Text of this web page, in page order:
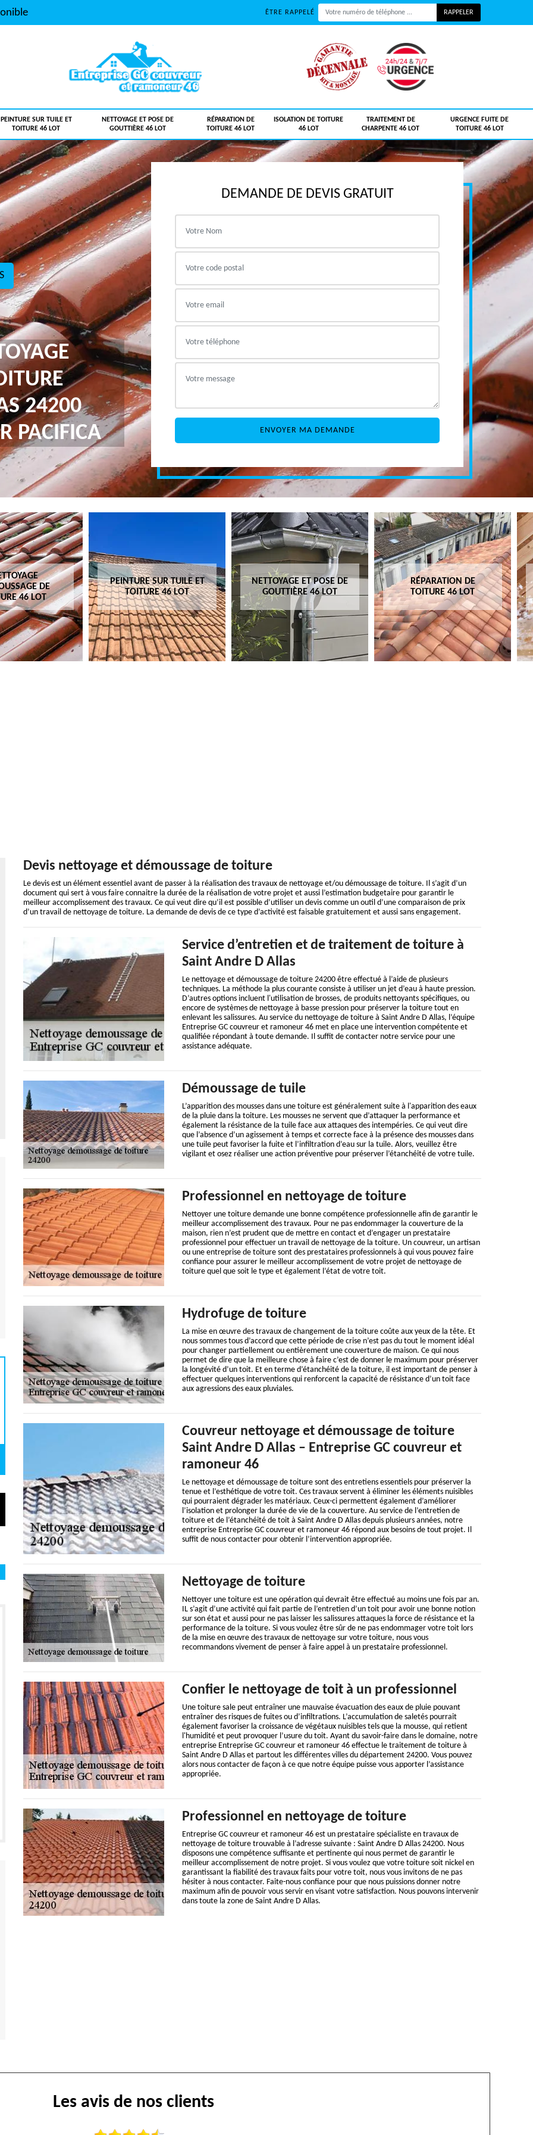
ÊTRE RAPPELÉ
PEINTURE SUR TUILE ET
TOITURE 46 LOT
NETTOYAGE ET POSE DE
GOUTTIÈRE 46 LOT
RÉPARATION DE
TOITURE 46 LOT
ISOLATION DE TOITURE
46 LOT
TRAITEMENT DE
CHARPENTE 46 LOT
URGENCE FUITE DE
TOITURE 46 LOT
24200
PACIFICA
DEMANDE DE DEVIS GRATUIT
DE
46 LOT
PEINTURE SUR TUILE ET
TOITURE 46 LOT
NETTOYAGE ET POSE DE
GOUTTIÈRE 46 LOT
RÉPARATION DE
TOITURE 46 LOT
Devis nettoyage et démoussage de toiture
Le devis est un élément essentiel avant de passer à la réalisation des travaux de nettoyage et/ou démoussage de toiture. Il s’agit d’un
document qui sert à vous faire connaitre la durée de la réalisation de votre projet et aussi l’estimation budgetaire pour garantir le
meilleur accomplissement des travaux. Ce qui veut dire qu’il est possible d’utiliser un devis comme un outil d’une comparaison de prix
d’un travail de nettoyage de toiture. La demande de devis de ce type d’activité est faisable gratuitement et aussi sans engagement.
Service d’entretien et de traitement de toiture à
Saint Andre D Allas
Le nettoyage et démoussage de toiture 24200 être effectué à l’aide de plusieurs
techniques. La méthode la plus courante consiste à utiliser un jet d’eau à haute pression.
D’autres options incluent l'utilisation de brosses, de produits nettoyants spécifiques, ou
encore de systèmes de nettoyage à basse pression pour préserver la toiture tout en
enlevant les salissures. Au service du nettoyage de toiture à Saint Andre D Allas, l’équipe
Entreprise GC couvreur et ramoneur 46 met en place une intervention compétente et
qualifiée répondant à toute demande. Il suffit de contacter notre service pour une
assistance adéquate.
Démoussage de tuile
L’apparition des mousses dans une toiture est généralement suite à l'apparition des eaux
de la pluie dans la toiture. Les mousses ne servent que d’attaquer la performance et
également la résistance de la tuile face aux attaques des intempéries. Ce qui veut dire
que l’absence d’un agissement à temps et correcte face à la présence des mousses dans
une tuile peut favoriser la fuite et l’infiltration d’eau sur la tuile. Alors, veuillez être
vigilant et osez réaliser une action préventive pour préserver l’étanchéité de votre tuile.
Professionnel en nettoyage de toiture
Nettoyer une toiture demande une bonne compétence professionnelle afin de garantir le
meilleur accomplissement des travaux. Pour ne pas endommager la couverture de la
maison, rien n’est prudent que de mettre en contact et d’engager un prestataire
professionnel pour effectuer un travail de nettoyage de la toiture. Un couvreur, un artisan
ou une entreprise de toiture sont des prestataires professionnels à qui vous pouvez faire
confiance pour assurer le meilleur accomplissement de votre projet de nettoyage de
toiture quel que soit le type et également l’état de votre toit.
Hydrofuge de toiture
La mise en œuvre des travaux de changement de la toiture coûte aux yeux de la tête. Et
nous sommes tous d’accord que cette période de crise n’est pas du tout le moment idéal
pour changer partiellement ou entièrement une couverture de maison. Ce qui nous
permet de dire que la meilleure chose à faire c’est de donner le maximum pour préserver
la longévité d’un toit. Et en terme d’étanchéité de la toiture, il est important de penser à
effectuer quelques interventions qui renforcent la capacité de résistance d’un toit face
aux agressions des eaux pluviales.
Couvreur nettoyage et démoussage de toiture
Saint Andre D Allas – Entreprise GC couvreur et
ramoneur 46
Le nettoyage et démoussage de toiture sont des entretiens essentiels pour préserver la
tenue et l’esthétique de votre toit. Ces travaux servent à éliminer les éléments nuisibles
qui pourraient dégrader les matériaux. Ceux-ci permettent également d’améliorer
l’isolation et prolonger la durée de vie de la couverture. Au service de l’entretien de
toiture et de l’étanchéité de toit à Saint Andre D Allas depuis plusieurs années, notre
entreprise Entreprise GC couvreur et ramoneur 46 répond aux besoins de tout projet. Il
suffit de nous contacter pour obtenir l’intervention appropriée.
Nettoyage de toiture
Nettoyer une toiture est une opération qui devrait être effectué au moins une fois par an.
IL s’agit d’une activité qui fait partie de l’entretien d’un toit pour avoir une bonne notion
sur son état et aussi pour ne pas laisser les salissures attaques la force de résistance et la
performance de la toiture. Si vous voulez être sûr de ne pas endommager votre toit lors
de la mise en œuvre des travaux de nettoyage sur votre toiture, nous vous
recommandons vivement de penser à faire appel à un prestataire professionnel.
Confier le nettoyage de toit à un professionnel
Une toiture sale peut entraîner une mauvaise évacuation des eaux de pluie pouvant
entraîner des risques de fuites ou d’infiltrations. L’accumulation de saletés pourrait
également favoriser la croissance de végétaux nuisibles tels que la mousse, qui retient
l'humidité et peut provoquer l’usure du toit. Ayant du savoir-faire dans le domaine, notre
entreprise Entreprise GC couvreur et ramoneur 46 effectue le traitement de toiture à
Saint Andre D Allas et partout les différentes villes du département 24200. Vous pouvez
alors nous contacter de façon à ce que notre équipe puisse vous apporter l’assistance
appropriée.
Professionnel en nettoyage de toiture
Entreprise GC couvreur et ramoneur 46 est un prestataire spécialiste en travaux de
nettoyage de toiture trouvable à l’adresse suivante : Saint Andre D Allas 24200. Nous
disposons une compétence suffisante et pertinente qui nous permet de garantir le
meilleur accomplissement de notre projet. Si vous voulez que votre toiture soit nickel en
garantissant la fiabilité des travaux faits pour votre toit, nous vous invitons de ne pas
hésiter à nous contacter. Faite-nous confiance pour que nous puissions donner notre
maximum afin de pouvoir vous servir en visant votre satisfaction. Nous pouvons intervenir
dans toute la zone de Saint Andre D Allas.
Les avis de nos clients